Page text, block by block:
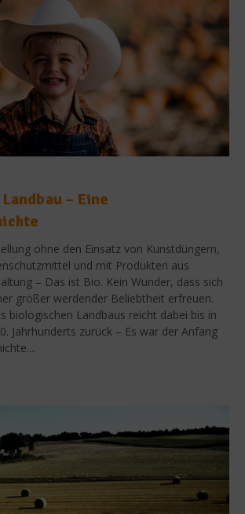
– Eine
ohne den Einsatz von Kunstdüngern,
und mit Produkten aus
– Das ist Bio. Kein Wunder, dass sich
größer werdender Beliebtheit erfreuen.
biologischen Landbaus reicht dabei bis in
Jahrhunderts zurück – Es war der Anfang